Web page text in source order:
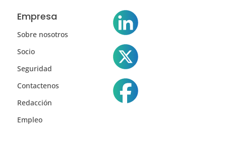
Empresa
Sobre nosotros
Socio
Seguridad
Contactenos
Redacción
Empleo